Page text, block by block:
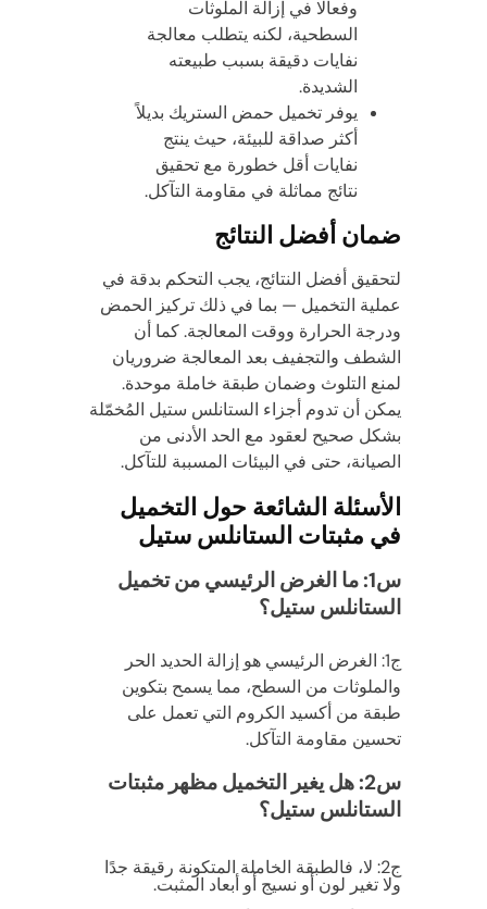
وفعالًا في إزالة الملوثات
السطحية، لكنه يتطلب معالجة
نفايات دقيقة بسبب طبيعته
الشديدة.
يوفر تخميل حمض الستريك بديلاً
أكثر صداقة للبيئة، حيث ينتج
نفايات أقل خطورة مع تحقيق
نتائج مماثلة في مقاومة التآكل.
ضمان أفضل النتائج
لتحقيق أفضل النتائج، يجب التحكم بدقة في
عملية التخميل — بما في ذلك تركيز الحمض
ودرجة الحرارة ووقت المعالجة. كما أن
الشطف والتجفيف بعد المعالجة ضروريان
لمنع التلوث وضمان طبقة خاملة موحدة.
يمكن أن تدوم أجزاء الستانلس ستيل المُخمّلة
بشكل صحيح لعقود مع الحد الأدنى من
الصيانة، حتى في البيئات المسببة للتآكل.
الأسئلة الشائعة حول التخميل
في مثبتات الستانلس ستيل
س1: ما الغرض الرئيسي من تخميل
الستانلس ستيل؟
ج1: الغرض الرئيسي هو إزالة الحديد الحر
والملوثات من السطح، مما يسمح بتكوين
طبقة من أكسيد الكروم التي تعمل على
تحسين مقاومة التآكل.
س2: هل يغير التخميل مظهر مثبتات
الستانلس ستيل؟
ج2: لا، فالطبقة الخاملة المتكونة رقيقة جدًا
ولا تغير لون أو نسيج أو أبعاد المثبت.